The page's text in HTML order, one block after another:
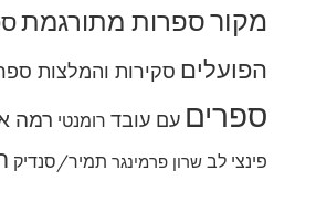
מקורספרות מתורגמת
הפועלים סקירות והמלצות
ספרים עם עובד רומנטי רמה
פינצי לב שרון פרמינגר תמיר/סנדיק